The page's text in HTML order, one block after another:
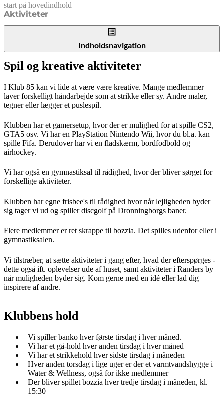
start på hovedindhold
Aktiviteter
senest opdateret 2. juni 2026
Indholdsnavigation
Spil og kreative aktiviteter
I Klub 85 kan vi lide at være være kreative. Mange medlemmer
laver forskelligt håndarbejde som at strikke eller sy. Andre maler,
tegner eller lægger et puslespil.
Klubben har et gamersetup, hvor der er mulighed for at spille CS2,
GTA5 osv. Vi har en PlayStation Nintendo Wii, hvor du bl.a. kan
spille Fifa. Derudover har vi en fladskærm, bordfodbold og
airhockey.
Vi har også en gymnastiksal til rådighed, hvor der bliver sørget for
forskellige aktiviteter.
Klubben har egne frisbee's til rådighed hvor når lejligheden byder
sig tager vi ud og spiller discgolf på Dronningborgs baner.
Flere medlemmer er ret skrappe til bozzia. Det spilles udenfor eller i
gymnastiksalen.
Vi tilstræber, at sætte aktiviteter i gang efter, hvad der efterspørges -
dette også ift. oplevelser ude af huset, samt aktiviteter i Randers by
når muligheden byder sig. Kom gerne med en idé eller lad dig
inspirere af andre.
Klubbens hold
Vi spiller banko hver første tirsdag i hver måned.
Vi har et gå-hold hver anden tirsdag i hver måned
Vi har et strikkehold hver sidste tirsdag i måneden
Hver anden torsdag i lige uger er der et varmtvandshygge i
Water & Wellness, også for ikke medlemmer
Der bliver spillet bozzia hver tredje tirsdag i måneden, kl.
15:30